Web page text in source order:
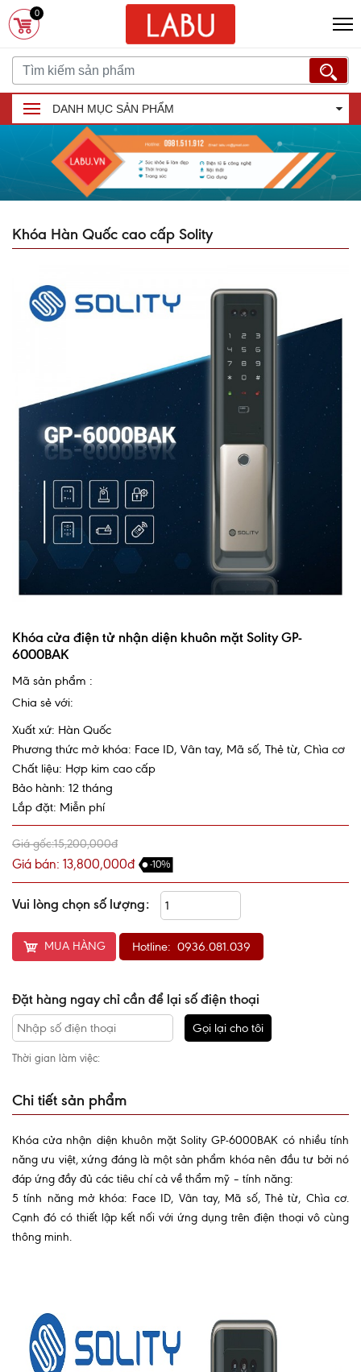
0
DANH MỤC SẢN PHẨM
Khóa Hàn Quốc cao cấp Solity
Khóa cửa điện tử nhận diện khuôn mặt Solity GP-
6000BAK
Mã sản phẩm :
Chia sẻ với:
Xuất xứ: Hàn Quốc
Phương thức mở khóa: Face ID, Vân tay, Mã số, Thẻ từ, Chìa cơ
Chất liệu: Hợp kim cao cấp
Bảo hành: 12 tháng
Lắp đặt: Miễn phí
Giá gốc:15,200,000đ
Giá bán: 13,800,000đ -10%
Vui lòng chọn số lượng:
MUA HÀNG Hotline: 0936.081.039
Đặt hàng ngay chỉ cần để lại số điện thoại
Gọi lại cho tôi
Thời gian làm việc:
Chi tiết sản phẩm
Khóa cửa nhận diện khuôn mặt Solity GP-6000BAK có nhiều tính
năng ưu việt, xứng đáng là một sản phẩm khóa nên đầu tư bởi nó
đáp ứng đầy đủ các tiêu chí cả về thẩm mỹ – tính năng:
5 tính năng mở khóa: Face ID, Vân tay, Mã số, Thẻ từ, Chìa cơ.
Cạnh đó có thiết lập kết nối với ứng dụng trên điện thoại vô cùng
thông minh.